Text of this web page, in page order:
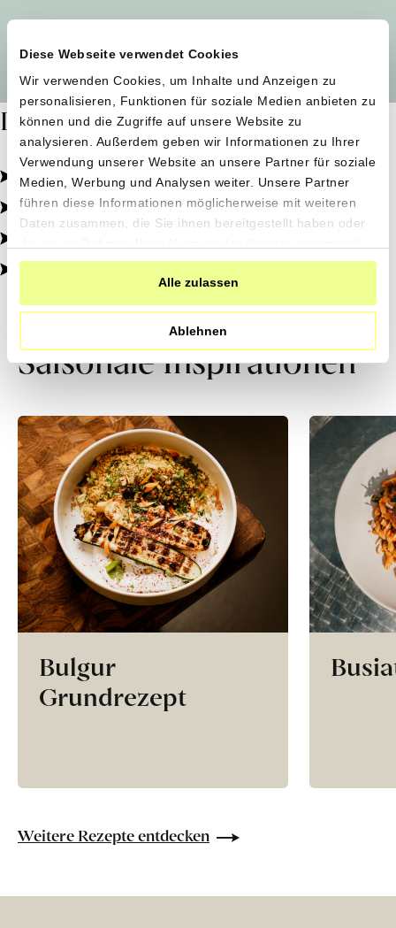
Diese Webseite verwendet Cookies
Wir verwenden Cookies, um Inhalte und Anzeigen zu
personalisieren, Funktionen für soziale Medien anbieten zu
können und die Zugriffe auf unsere Website zu
analysieren. Außerdem geben wir Informationen zu Ihrer
Verwendung unserer Website an unsere Partner für soziale
Medien, Werbung und Analysen weiter. Unsere Partner
führen diese Informationen möglicherweise mit weiteren
Daten zusammen, die Sie ihnen bereitgestellt haben oder
haben.
Alle zulassen
Ablehnen
Dafür stehen wir
Pestizidfrei angebaut, schonend verarbeitet.
Natürliche Zutaten, echter Geschmack.
Von kleinen Höfen, direkt zu dir.
100% transparent, 0% Zusatzstoffe.
Saisonale Inspirationen
Bulgur
Grundrezept
Weitere Rezepte entdecken